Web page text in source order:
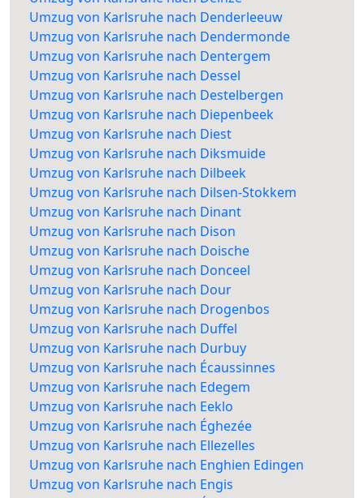
Umzug von Karlsruhe nach Denderleeuw
Umzug von Karlsruhe nach Dendermonde
Umzug von Karlsruhe nach Dentergem
Umzug von Karlsruhe nach Dessel
Umzug von Karlsruhe nach Destelbergen
Umzug von Karlsruhe nach Diepenbeek
Umzug von Karlsruhe nach Diest
Umzug von Karlsruhe nach Diksmuide
Umzug von Karlsruhe nach Dilbeek
Umzug von Karlsruhe nach Dilsen-Stokkem
Umzug von Karlsruhe nach Dinant
Umzug von Karlsruhe nach Dison
Umzug von Karlsruhe nach Doische
Umzug von Karlsruhe nach Donceel
Umzug von Karlsruhe nach Dour
Umzug von Karlsruhe nach Drogenbos
Umzug von Karlsruhe nach Duffel
Umzug von Karlsruhe nach Durbuy
Umzug von Karlsruhe nach Écaussinnes
Umzug von Karlsruhe nach Edegem
Umzug von Karlsruhe nach Eeklo
Umzug von Karlsruhe nach Éghezée
Umzug von Karlsruhe nach Ellezelles
Umzug von Karlsruhe nach Enghien Edingen
Umzug von Karlsruhe nach Engis